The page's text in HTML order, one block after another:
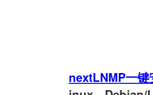
nextLNMP一键